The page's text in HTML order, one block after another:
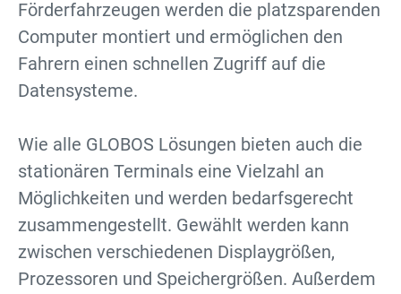
Förderfahrzeugen werden die platzsparenden
Computer montiert und ermöglichen den
Fahrern einen schnellen Zugriff auf die
Datensysteme.
Wie alle GLOBOS Lösungen bieten auch die
stationären Terminals eine Vielzahl an
Möglichkeiten und werden bedarfsgerecht
zusammengestellt. Gewählt werden kann
zwischen verschiedenen Displaygrößen,
Prozessoren und Speichergrößen. Außerdem